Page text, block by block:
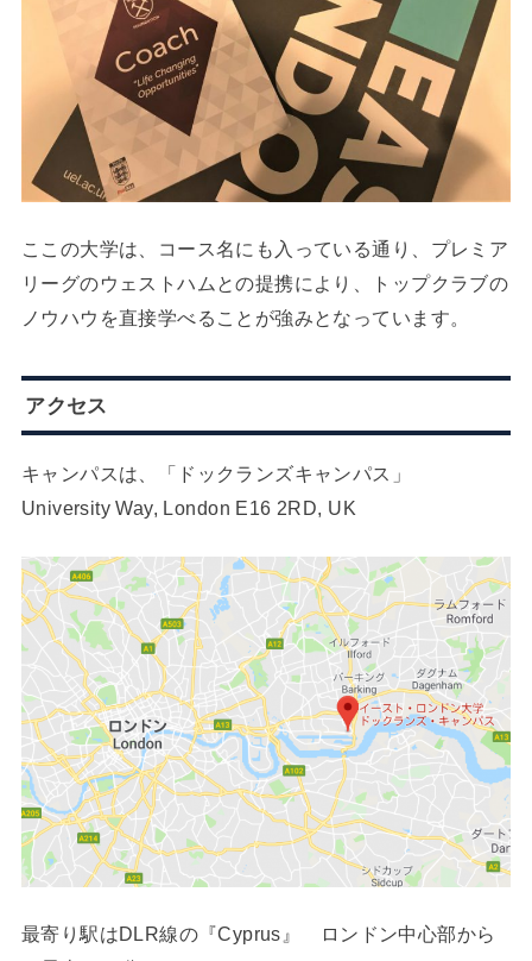
ここの大学は、コース名にも入っている通り、プレミア
リーグのウェストハムとの提携により、トップクラブの
ノウハウを直接学べることが強みとなっています。
アクセス
キャンパスは、「ドックランズキャンパス」
University Way, London E16 2RD, UK
最寄り駅はDLR線の『Cyprus』 ロンドン中心部から